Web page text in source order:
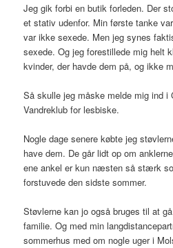
Jeg gik forbi en butik forleden. Der
et stativ udenfor. Min første tanke
var ikke sexede. Men jeg synes
sexede. Og jeg forestillede mig helt
kvinder, der havde dem på, og ikke
Så skulle jeg måske melde mig ind
Vandreklub for lesbiske.
Nogle dage senere købte jeg
have dem. De går lidt op om
ene ankel er kun næsten så stærk
forstuvede den sidste sommer.
Støvlerne kan jo også bruges til at
familie. Og med min
sommerhus med om nogle uger i